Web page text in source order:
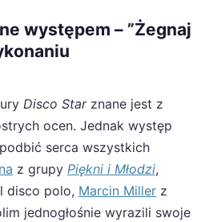
występem – ”Żegnaj
Disco Starznane jest z
ocen. Jednak występ
serca wszystkich
z grupy Piękni i Młodzi,
disco polo, Marcin Miller z
jednogłośnie wyrazili swoje